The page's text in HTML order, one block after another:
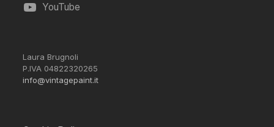
YouTube
Laura Brugnoli
P.IVA 04822320265
info@vintagepaint.it